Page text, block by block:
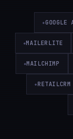
GOOGLE
MAILERLITE
MAILCHIMP
RETAILCRM